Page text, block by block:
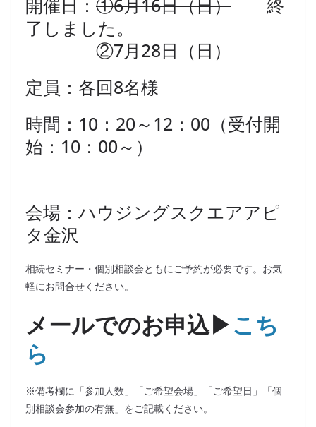
開催日： ①6月16日（日） 終
了しました。
②7月28日（日）
定員：各回8名様
時間：10：20～12：00（受付開
始：10：00～）
会場：ハウジングスクエアアピ
タ金沢
相続セミナー・個別相談会ともにご予約が必要です。お気
軽にお問合せください。
メールでのお申込▶こち
ら
※備考欄に「参加人数」「ご希望会場」「ご希望日」「個
別相談会参加の有無」をご記載ください。